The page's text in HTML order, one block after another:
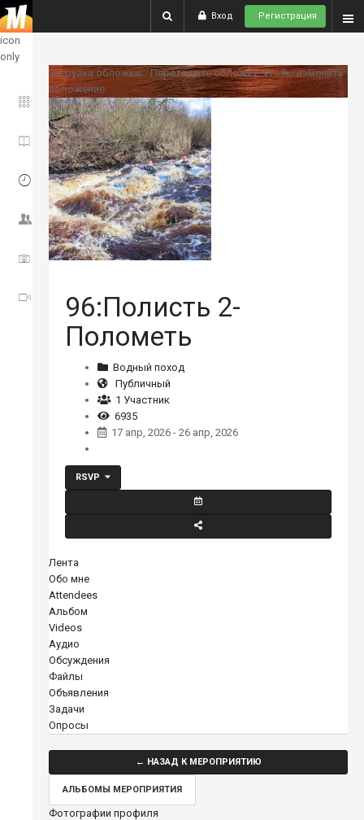
Вход Регистрация
show
icon
only
ГЛАВНОЕ
ИСТОРИИ
СОБЫТИЯ
СООБЩЕСТВО
ФОТО
ВИДЕО
Загрузка обложки... Перетащите обложку, чтобы изменить
положение
96:Полисть 2-
Полометь
Водный поход
Публичный
1 Участник
6935
17 апр, 2026 - 26 апр, 2026
RSVP
Лента
Обо мне
Attendees
Альбом
Videos
Аудио
Обсуждения
Файлы
Объявления
Задачи
Опросы
← НАЗАД К МЕРОПРИЯТИЮ
АЛЬБОМЫ МЕРОПРИЯТИЯ
Фотографии профиля